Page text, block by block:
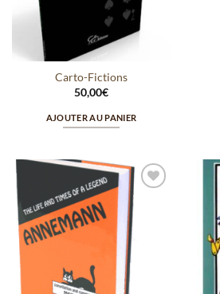
Carto-Fictions
50,00€
AJOUTER AU PANIER
Ajouter
wishlist